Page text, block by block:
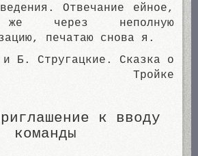
Отвечание ейное,
через неполную
печатаю снова я.
Б. Стругацкие. Сказка о
Тройке
к вводу
команды